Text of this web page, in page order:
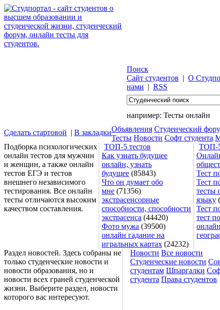
Поиск
Сайт студентов | О
нами | RSS
например: Тесты онлайн
Сделать стартовой | В закладкиОбъявления Студенческий
Тесты Новости Софт студента
Подборка психологических
онлайн тестов для мужчин
и женщин, а также онлайн
тестов ЕГЭ и тестов
внешнего независимого
тестирования. Все онлайн
тесты отличаются высоким
качеством составления.
ТОП-5 тестов
ТОП-
Как узнать будущее
онлайн, узнать
будущее (85843)
Что он думает обо
мне (71356)
экстрасенсорные
способности, способности
экстрасенса (44420)
Фото мужа (39500)
онлайн гадание на
игральных картах (24232)
Тест
Тест
тесты
языку
Тест
тест
Раздел новостей. Здесь собраны не
только студенческие новости и
новости образования, но и
новости всех граней студенческой
жизни. Выберите раздел, новости
которого вас интересуют.
Новости Все новости
Студенческие новости
студентам Шпаргалки
студента Права студентов